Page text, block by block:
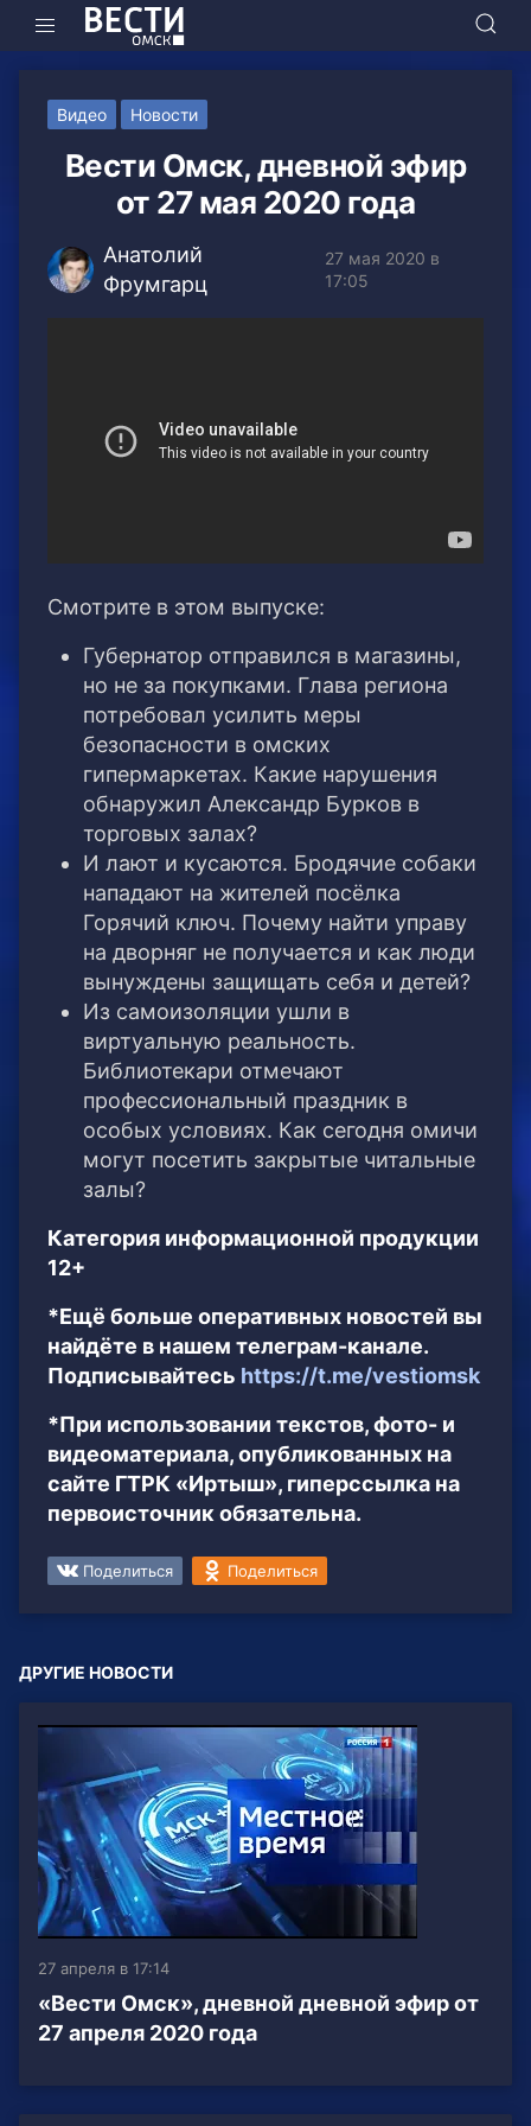
Видео Новости
Вести Омск, дневной эфир
от 27 мая 2020 года
Анатолий
Фрумгарц
27 мая 2020 в
17:05
Смотрите в этом выпуске:
Губернатор отправился в магазины,
но не за покупками. Глава региона
потребовал усилить меры
безопасности в омских
гипермаркетах. Какие нарушения
обнаружил Александр Бурков в
торговых залах?
И лают и кусаются. Бродячие собаки
нападают на жителей посёлка
Горячий ключ. Почему найти управу
на дворняг не получается и как люди
вынуждены защищать себя и детей?
Из самоизоляции ушли в
виртуальную реальность.
Библиотекари отмечают
профессиональный праздник в
особых условиях. Как сегодня омичи
могут посетить закрытые читальные
залы?
Категория информационной продукции
12+
*Ещё больше оперативных новостей вы
найдёте в нашем телеграм-канале.
Подписывайтесь https://t.me/vestiomsk
*При использовании текстов, фото- и
видеоматериала, опубликованных на
сайте ГТРК «Иртыш», гиперссылка на
первоисточник обязательна.
Поделиться Поделиться
ДРУГИЕ НОВОСТИ
27 апреля в 17:14
«Вести Омск», дневной дневной эфир от
27 апреля 2020 года